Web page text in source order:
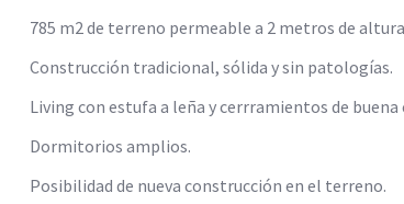
785 m2 de terreno permeable a 2 metros de
Construcción tradicional, sólida y sin patologías.
Living con estufa a leña y cerrramientos de
Dormitorios amplios.
Posibilidad de nueva construcción en el terreno.